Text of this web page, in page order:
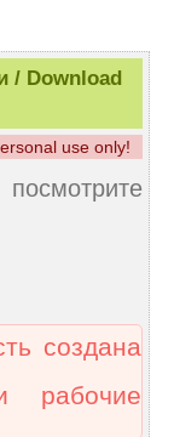
/ Download
use only!
создана
рабочие